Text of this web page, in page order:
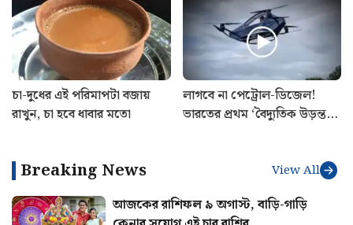
ফের খুলেছে অরাজি কর
নির্যাতিতার ফাইল, স্বাস্থ্যমন্ত্রীর
শুভেন্দু অধিকারীর
হাসপাতাল থেকে ছুটি পেলেন
মিঠুন, কী হয়েছিল মহাগুরুর?